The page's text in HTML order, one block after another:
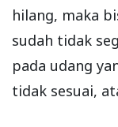
hilang, maka
sudah tidak
pada udang
tidak sesuai,